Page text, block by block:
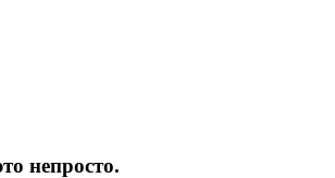
непросто.